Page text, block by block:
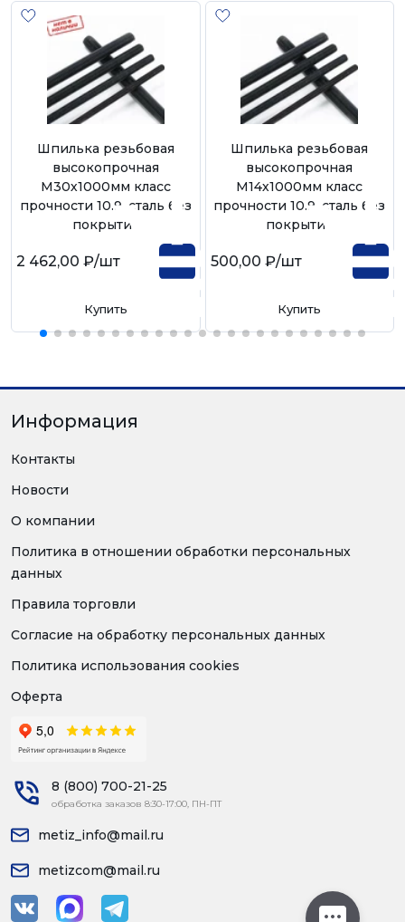
Шпилька резьбовая
высокопрочная
М30х1000мм класс
прочности 10.9, сталь без
покрытия
2 462,00 ₽/шт
Купить
Шпилька резьбовая
высокопрочная
М14х1000мм класс
прочности 10.9, сталь без
покрытия
500,00 ₽/шт
Купить
Информация
Контакты
Новости
О компании
Политика в отношении обработки персональных
данных
Правила торговли
Согласие на обработку персональных данных
Политика использования cookies
Оферта
8 (800) 700-21-25
обработка заказов 8:30-17:00, ПН-ПТ
metiz_info@mail.ru
metizcom@mail.ru